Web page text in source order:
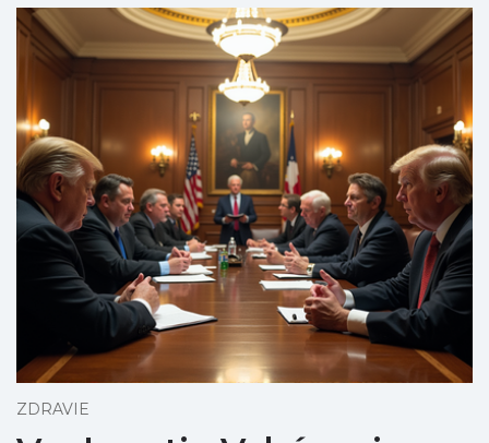
ZDRAVIE